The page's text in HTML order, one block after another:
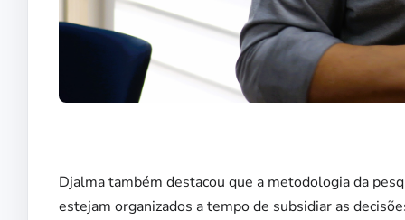
Djalma também destacou que a metodologia da
estejam organizados a tempo de subsidiar as